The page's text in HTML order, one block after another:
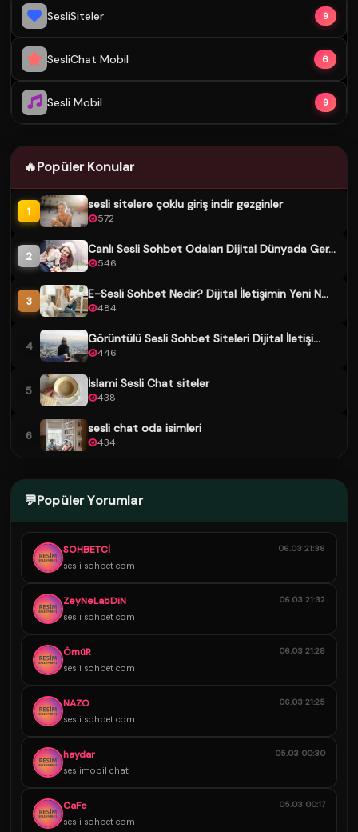
SesliSiteler 9
SesliChat Mobil 6
Sesli Mobil 9
🔥Popüler Konular
1 sesli sitelere çoklu giriş indir gezginler
572
2 Canlı Sesli Sohbet Odaları Dijital Dünyada Ger...
546
3 E-Sesli Sohbet Nedir? Dijital İletişimin Yeni N...
484
4 Görüntülü Sesli Sohbet Siteleri Dijital İletişi...
446
5 İslami Sesli Chat siteler
438
6 sesli chat oda isimleri
434
💬Popüler Yorumlar
SOHBETCİ
sesli sohpet com
06.03 21:38
ZeyNeLabDiN
sesli sohpet com
06.03 21:32
ÖmüR
sesli sohpet com
06.03 21:28
NAZO
sesli sohpet com
06.03 21:25
haydar
seslimobil chat
05.03 00:30
CaFe
sesli sohpet com
05.03 00:17